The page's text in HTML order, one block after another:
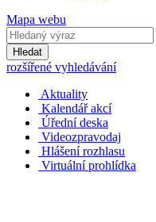
Mapa webu
Hledat
rozšířené vyhledávání
Aktuality
Kalendář akcí
Úřední deska
Videozpravodaj
Hlášení rozhlasu
Virtuální prohlídka